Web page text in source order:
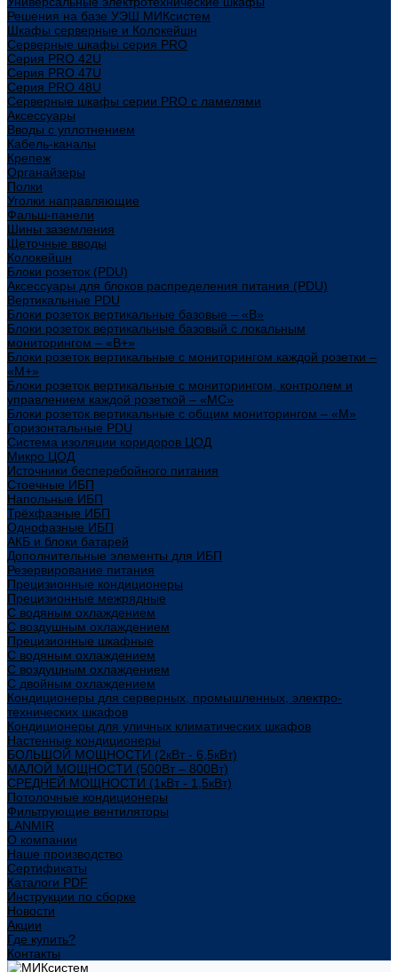
Решения на базе УЭШ МИКсистем
Шкафы серверные и Колокейшн
Серверные шкафы серия PRO
Серия PRO 42U
Серия PRO 47U
Серия PRO 48U
Серверные шкафы серии PRO с ламелями
Аксессуары
Вводы с уплотнением
Кабель-каналы
Крепеж
Органайзеры
Полки
Уголки направляющие
Фальш-панели
Шины заземления
Щеточные вводы
Колокейшн
Блоки розеток (PDU)
Аксессуары для блоков распределения питания (PDU)
Вертикальные PDU
Блоки розеток вертикальные базовые – «В»
Блоки розеток вертикальные базовый с локальным
мониторингом – «В+»
Блоки розеток вертикальные с мониторингом каждой розетки –
«М+»
Блоки розеток вертикальные с мониторингом, контролем и
управлением каждой розеткой – «МС»
Блоки розеток вертикальные с общим мониторингом – «М»
Горизонтальные PDU
Система изоляции коридоров ЦОД
Микро ЦОД
Источники бесперебойного питания
Стоечные ИБП
Напольные ИБП
Трёхфазные ИБП
Однофазные ИБП
АКБ и блоки батарей
Дополнительные элементы для ИБП
Резервирование питания
Прецизионные кондиционеры
Прецизионные межрядные
С водяным охлаждением
С воздушным охлаждением
Прецизионные шкафные
С водяным охлаждением
С воздушным охлаждением
С двойным охлаждением
Кондиционеры для серверных, промышленных, электро-
технических шкафов
Кондиционеры для уличных климатических шкафов
Настенные кондиционеры
БОЛЬШОЙ МОЩНОСТИ (2кВт - 6,5кВт)
МАЛОЙ МОЩНОСТИ (500Вт – 800Вт)
СРЕДНЕЙ МОЩНОСТИ (1кВт - 1,5кВт)
Потолочные кондиционеры
Фильтрующие вентиляторы
LANMIR
О компании
Наше производство
Сертификаты
Каталоги PDF
Инструкции по сборке
Новости
Акции
Где купить?
Контакты